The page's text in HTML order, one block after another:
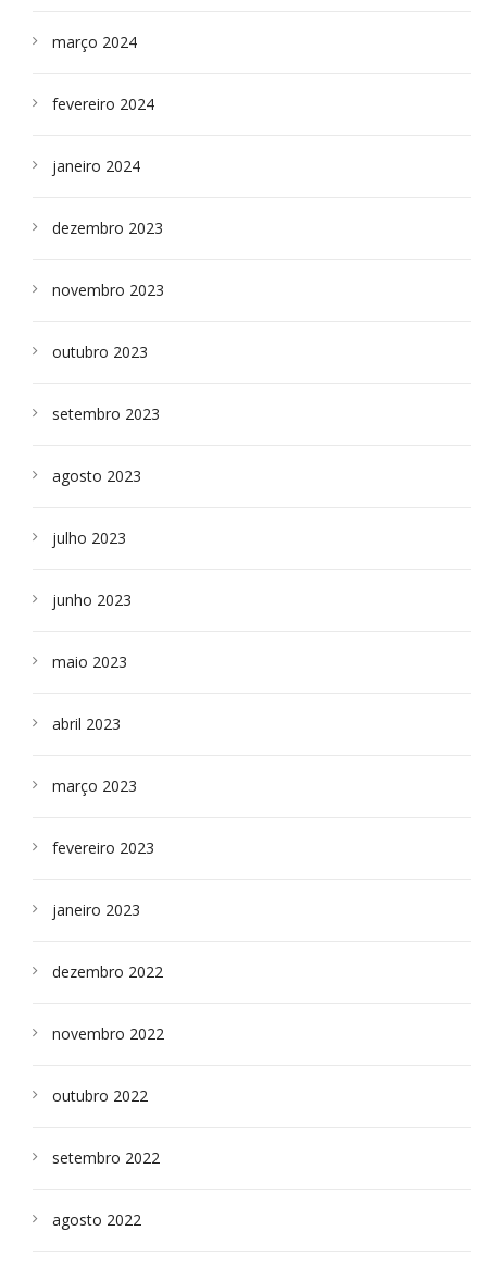
março 2024
fevereiro 2024
janeiro 2024
dezembro 2023
novembro 2023
outubro 2023
setembro 2023
agosto 2023
julho 2023
junho 2023
maio 2023
abril 2023
março 2023
fevereiro 2023
janeiro 2023
dezembro 2022
novembro 2022
outubro 2022
setembro 2022
agosto 2022